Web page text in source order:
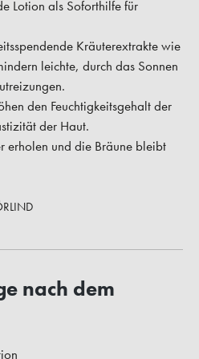
Lotion als Soforthilfe für
Kräuterextrakte wie
leichte, durch das Sonnen
den Feuchtigkeitsgehalt der
der Haut.
erholen und die Bräune bleibt
nach dem